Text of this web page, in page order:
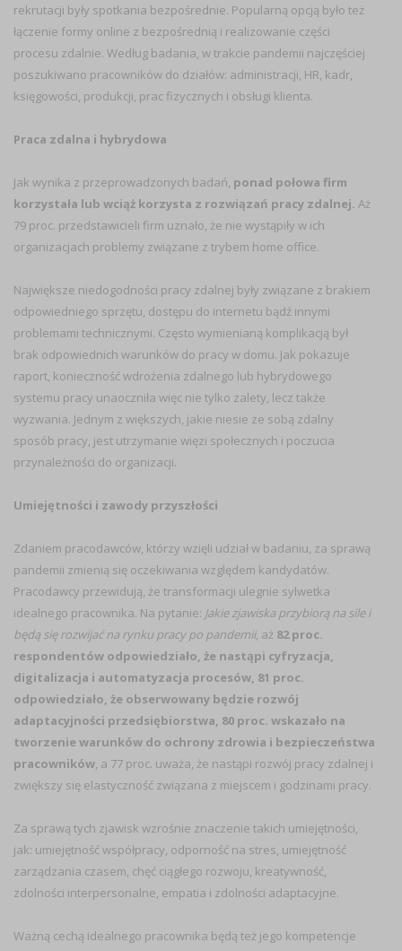
rekrutacji były spotkania bezpośrednie. Popularną opcją było też
łączenie formy online z bezpośrednią i realizowanie części
procesu zdalnie. Według badania, w trakcie pandemii najczęściej
poszukiwano pracowników do działów: administracji, HR, kadr,
księgowości, produkcji, prac fizycznych i obsługi klienta.
Praca zdalna i hybrydowa
Jak wynika z przeprowadzonych badań, ponad połowa firm
korzystała lub wciąż korzysta z rozwiązań pracy zdalnej. Aż
79 proc. przedstawicieli firm uznało, że nie wystąpiły w ich
organizacjach problemy związane z trybem home office.
Największe niedogodności pracy zdalnej były związane z brakiem
odpowiedniego sprzętu, dostępu do internetu bądź innymi
problemami technicznymi. Często wymienianą komplikacją był
brak odpowiednich warunków do pracy w domu. Jak pokazuje
raport, konieczność wdrożenia zdalnego lub hybrydowego
systemu pracy unaoczniła więc nie tylko zalety, lecz także
wyzwania. Jednym z większych, jakie niesie ze sobą zdalny
sposób pracy, jest utrzymanie więzi społecznych i poczucia
przynależności do organizacji.
Umiejętności i zawody przyszłości
Zdaniem pracodawców, którzy wzięli udział w badaniu, za sprawą
pandemii zmienią się oczekiwania względem kandydatów.
Pracodawcy przewidują, że transformacji ulegnie sylwetka
idealnego pracownika. Na pytanie: Jakie zjawiska przybiorą na sile i
będą się rozwijać na rynku pracy po pandemii, aż 82 proc.
respondentów odpowiedziało, że nastąpi cyfryzacja,
digitalizacja i automatyzacja procesów, 81 proc.
odpowiedziało, że obserwowany będzie rozwój
adaptacyjności przedsiębiorstwa, 80 proc. wskazało na
tworzenie warunków do ochrony zdrowia i bezpieczeństwa
pracowników, a 77 proc. uważa, że nastąpi rozwój pracy zdalnej i
zwiększy się elastyczność związana z miejscem i godzinami pracy.
Za sprawą tych zjawisk wzrośnie znaczenie takich umiejętności,
jak: umiejętność współpracy, odporność na stres, umiejętność
zarządzania czasem, chęć ciągłego rozwoju, kreatywność,
zdolności interpersonalne, empatia i zdolności adaptacyjne.
Ważną cechą idealnego pracownika będą też jego kompetencje